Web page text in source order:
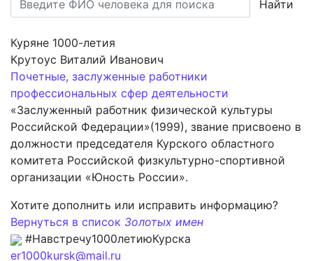
Найти
Куряне 1000-летия
Крутоус Виталий Иванович
Почетные, заслуженные работники
профессиональных сфер деятельности
«Заслуженный работник физической культуры
Российской Федерации»(1999), звание присвоено в
должности председателя Курского областного
комитета Российской физкультурно-спортивной
организации «Юность России».
Хотите дополнить или исправить информацию?
Вернуться в список Золотых имен
#Навстречу1000летиюКурска
er1000kursk@mail.ru